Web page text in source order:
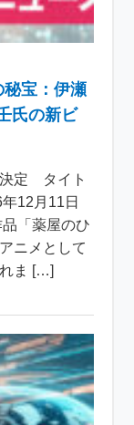
宝：伊瀬
氏の新ビ
決定 タイト
12月11日
品「薬屋のひ
ニメとして
ま […]